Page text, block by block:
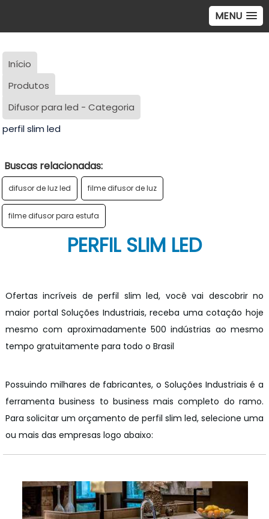
MENU
Início
Produtos
Difusor para led - Categoria
perfil slim led
Buscas relacionadas:
difusor de luz led filme difusor de luz
filme difusor para estufa
PERFIL SLIM LED
Ofertas incríveis de perfil slim led, você vai descobrir no
maior portal Soluções Industriais, receba uma cotação hoje
mesmo com aproximadamente 500 indústrias ao mesmo
tempo gratuitamente para todo o Brasil
Possuindo milhares de fabricantes, o Soluções Industriais é a
ferramenta business to business mais completo do ramo.
Para solicitar um orçamento de perfil slim led, selecione uma
ou mais das empresas logo abaixo: